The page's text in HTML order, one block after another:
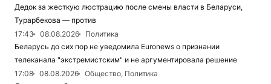
Дедок за жесткую люстрацию после смены власти в Беларуси,
Турарбекова — против
17:43
08.08.2026
Политика
Беларусь до сих пор не уведомила Euronews о признании
телеканала "экстремистским" и не аргументировала решение
17:08
08.08.2026
Общество, Политика